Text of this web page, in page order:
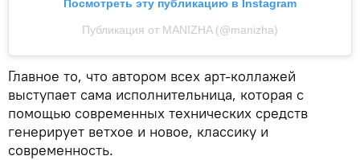
Посмотреть эту публикацию в Instagram
Публикация от MANIZHA (@manizha)
Главное то, что автором всех арт-коллажей
выступает сама исполнительница, которая с
помощью современных технических средств
генерирует ветхое и новое, классику и
современность.